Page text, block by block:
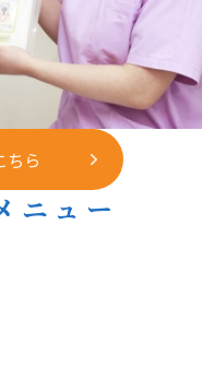
ちら
ニュー